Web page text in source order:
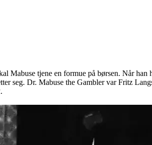
Mabuse tjene en formue på børsen. Når han
seg. Dr. Mabuse the Gambler var Fritz